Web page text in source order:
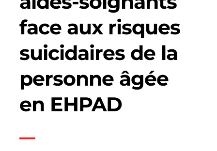
face aux risques
suicidaires de la
personne âgée
en EHPAD